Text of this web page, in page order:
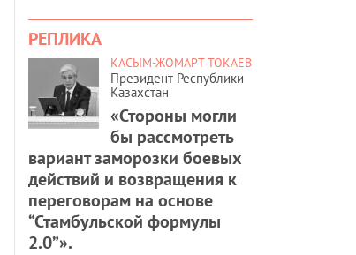
РЕПЛИКА
КАСЫМ-ЖОМАРТ ТОКАЕВ
Президент Республики
Казахстан
«Стороны могли
бы рассмотреть
вариант заморозки боевых
действий и возвращения к
переговорам на основе
“Стамбульской формулы
2.0”».